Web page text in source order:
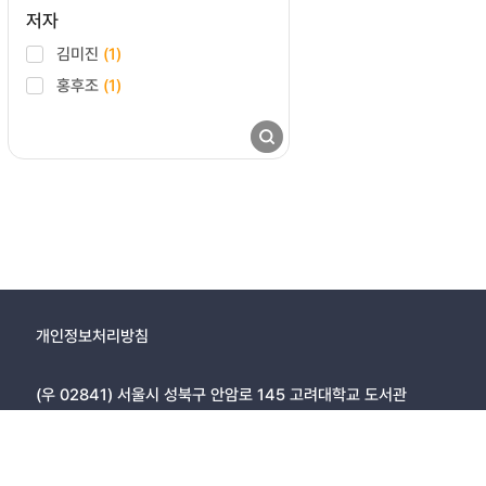
저자
김미진 (1)
홍후조 (1)
개인정보처리방침
(우 02841) 서울시 성북구 안암로 145 고려대학교 도서관